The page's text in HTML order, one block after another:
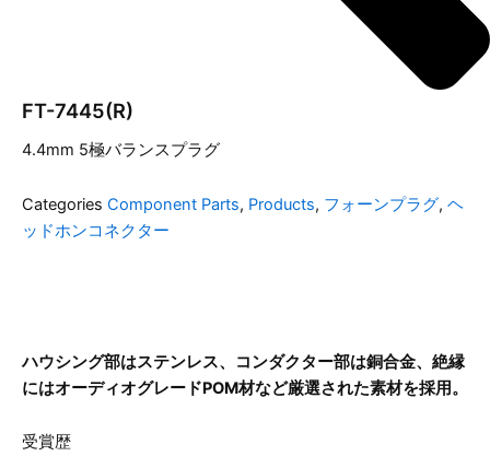
FT-7445(R)
4.4mm 5極バランスプラグ
Categories Component Parts, Products, フォーンプラグ, ヘ
ッドホンコネクター
ハウシング部はステンレス、コンダクター部は銅合金、絶縁
にはオーディオグレードPOM材など厳選された素材を採用。
受賞歴